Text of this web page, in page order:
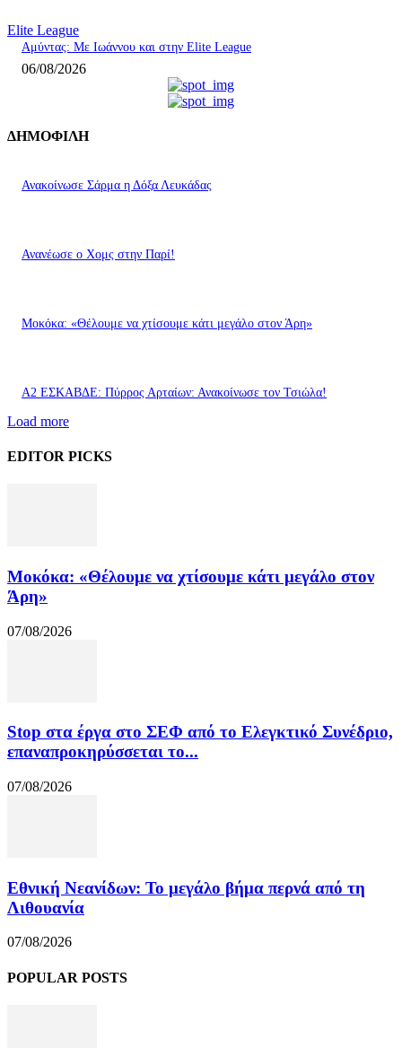
Elite League
Αμύντας: Με Ιωάννου και στην Elite League
06/08/2026
ΔΗΜΟΦΙΛΗ
Ανακοίνωσε Σάρμα η Δόξα Λευκάδας
Ανανέωσε ο Χομς στην Παρί!
Μοκόκα: «Θέλουμε να χτίσουμε κάτι μεγάλο στον Άρη»
A2 ΕΣΚΑΒΔΕ: Πύρρος Αρταίων: Ανακοίνωσε τον Τσιώλα!
Load more
EDITOR PICKS
Μοκόκα: «Θέλουμε να χτίσουμε κάτι μεγάλο στον
Άρη»
07/08/2026
Stop στα έργα στο ΣΕΦ από το Ελεγκτικό Συνέδριο,
επαναπροκηρύσσεται το...
07/08/2026
Εθνική Νεανίδων: Το μεγάλο βήμα περνά από τη
Λιθουανία
07/08/2026
POPULAR POSTS